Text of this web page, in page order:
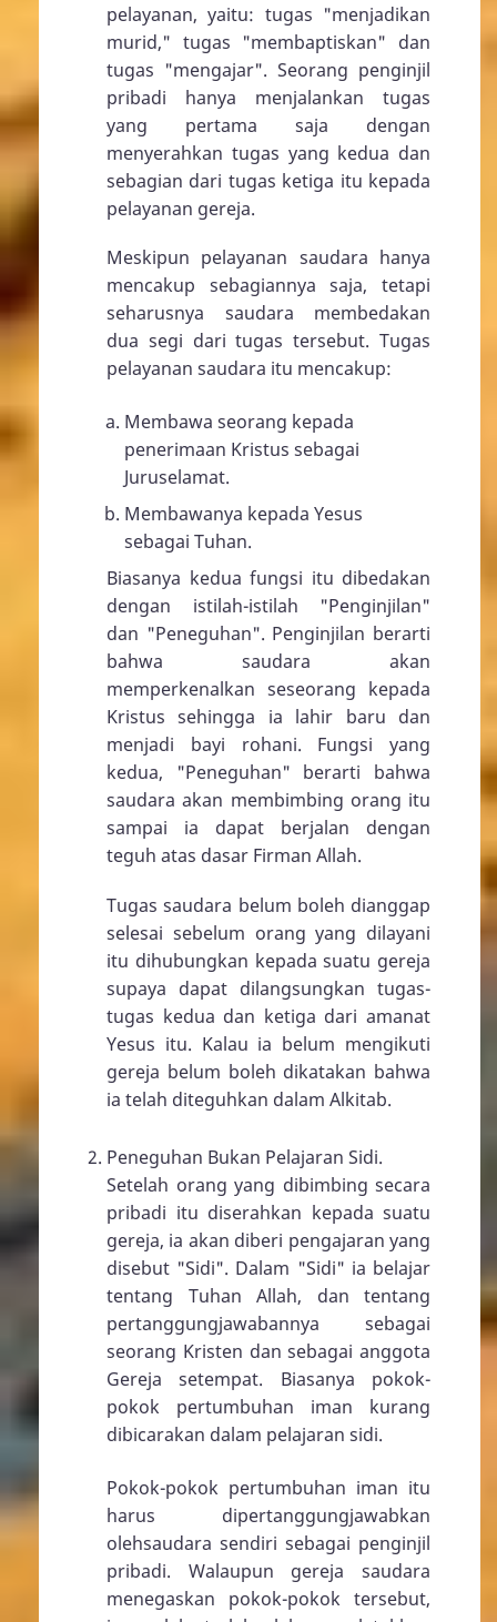
pelayanan, yaitu: tugas "menjadikan
murid," tugas "membaptiskan" dan
tugas "mengajar". Seorang penginjil
pribadi hanya menjalankan tugas
yang pertama saja dengan
menyerahkan tugas yang kedua dan
sebagian dari tugas ketiga itu kepada
pelayanan gereja.
Meskipun pelayanan saudara hanya
mencakup sebagiannya saja, tetapi
seharusnya saudara membedakan
dua segi dari tugas tersebut. Tugas
pelayanan saudara itu mencakup:
Membawa seorang kepada
penerimaan Kristus sebagai
Juruselamat.
Membawanya kepada Yesus
sebagai Tuhan.
Biasanya kedua fungsi itu dibedakan
dengan istilah-istilah "Penginjilan"
dan "Peneguhan". Penginjilan berarti
bahwa saudara akan
memperkenalkan seseorang kepada
Kristus sehingga ia lahir baru dan
menjadi bayi rohani. Fungsi yang
kedua, "Peneguhan" berarti bahwa
saudara akan membimbing orang itu
sampai ia dapat berjalan dengan
teguh atas dasar Firman Allah.
Tugas saudara belum boleh dianggap
selesai sebelum orang yang dilayani
itu dihubungkan kepada suatu gereja
supaya dapat dilangsungkan tugas-
tugas kedua dan ketiga dari amanat
Yesus itu. Kalau ia belum mengikuti
gereja belum boleh dikatakan bahwa
ia telah diteguhkan dalam Alkitab.
Peneguhan Bukan Pelajaran Sidi.
Setelah orang yang dibimbing secara
pribadi itu diserahkan kepada suatu
gereja, ia akan diberi pengajaran yang
disebut "Sidi". Dalam "Sidi" ia belajar
tentang Tuhan Allah, dan tentang
pertanggungjawabannya sebagai
seorang Kristen dan sebagai anggota
Gereja setempat. Biasanya pokok-
pokok pertumbuhan iman kurang
dibicarakan dalam pelajaran sidi.
Pokok-pokok pertumbuhan iman itu
harus dipertanggungjawabkan
olehsaudara sendiri sebagai penginjil
pribadi. Walaupun gereja saudara
menegaskan pokok-pokok tersebut,